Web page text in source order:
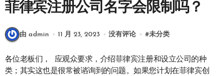
菲律宾注册公司名字会限制吗？
由 admin 11 月 23, 2023 没有评论 #未分类
各位老板们， 应观众要求，介绍菲律宾注册和设立公司的种
类；其实这也是很常被谘询到的问题。如果您计划在菲律宾创